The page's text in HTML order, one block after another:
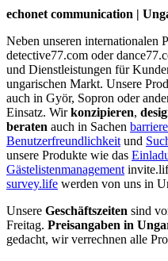
echonet communication |
Neben unseren internationalen
detective77.com oder
und Dienstleistungen für
ungarischen Markt. Unsere
auch in Györ, Sopron oder
Einsatz. Wirkonzipieren,
beraten auch in Sachen
Benutzerfreundlichkeit und
unsere Produkte wie das
Gästelistenmanagement
survey.life werden von uns in
Unsere Geschäftszeiten sind
Freitag. Preisangaben in
gedacht, wir verrechnen alle